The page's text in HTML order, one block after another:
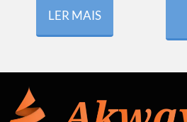
LER MAIS